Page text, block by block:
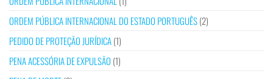
ORDEM PÚBLICA INTERNACIONAL DO ESTADO PORTUGUÊS(2)
PEDIDO DE PROTEÇÃO JURÍDICA(1)
PENA ACESSÓRIA DE EXPULSÃO (1)